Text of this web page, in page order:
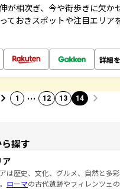
が相次ぎ、今や街歩きに欠か
ておきスポットや注目エリア
詳細
1 … 12 13 14
探す
ア
は歴史、文化、グルメ、自然と多
ローマの古代遺跡やフィレンツェ